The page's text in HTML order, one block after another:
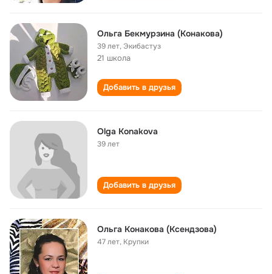
Ольга Бекмурзина (Конакова)
39 лет, Экибастуз
21 школа
Добавить в друзья
Olga Konakova
39 лет
Добавить в друзья
Ольга Конакова (Ксендзова)
47 лет, Крупки